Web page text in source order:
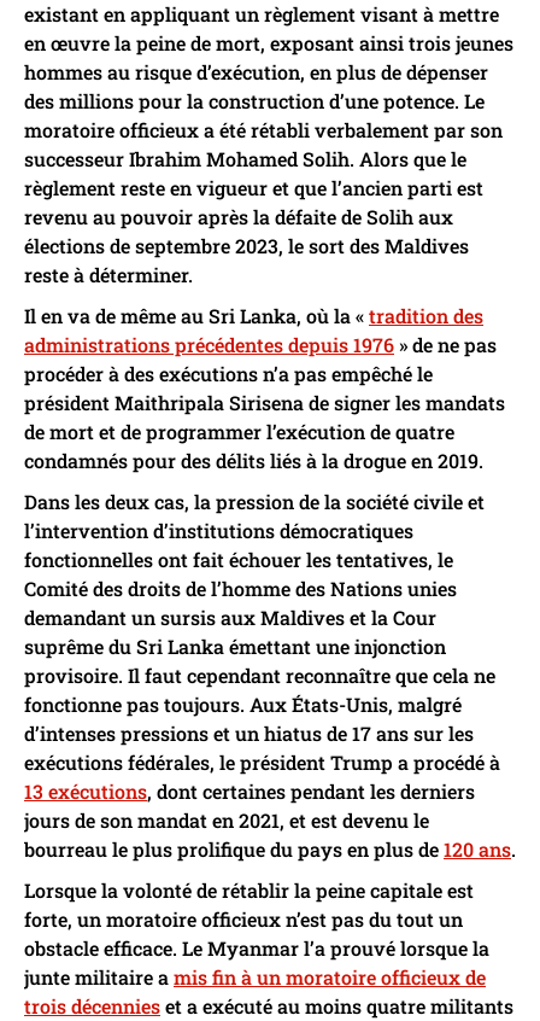
existant en appliquant un règlement visant à mettre
en œuvre la peine de mort, exposant ainsi trois jeunes
hommes au risque d’exécution, en plus de dépenser
des millions pour la construction d’une potence. Le
moratoire officieux a été rétabli verbalement par son
successeur Ibrahim Mohamed Solih. Alors que le
règlement reste en vigueur et que l’ancien parti est
revenu au pouvoir après la défaite de Solih aux
élections de septembre 2023, le sort des Maldives
reste à déterminer.
Il en va de même au Sri Lanka, où la «tradition des
administrations précédentes depuis 1976» de ne pas
procéder à des exécutions n’a pas empêché le
président Maithripala Sirisena de signer les mandats
de mort et de programmer l’exécution de quatre
condamnés pour des délits liés à la drogue en 2019.
Dans les deux cas, la pression de la société civile et
l’intervention d’institutions démocratiques
fonctionnelles ont fait échouer les tentatives, le
Comité des droits de l’homme des Nations unies
demandant un sursis aux Maldives et la Cour
suprême du Sri Lanka émettant une injonction
provisoire. Il faut cependant reconnaître que cela ne
fonctionne pas toujours. Aux États-Unis, malgré
d’intenses pressions et un hiatus de 17 ans sur les
exécutions fédérales, le président Trump a procédé à
13 exécutions, dont certaines pendant les derniers
jours de son mandat en 2021, et est devenu le
bourreau le plus prolifique du pays en plus de120 ans.
Lorsque la volonté de rétablir la peine capitale est
forte, un moratoire officieux n’est pas du tout un
obstacle efficace. Le Myanmar l’a prouvé lorsque la
junte militaire amis fin à un moratoire officieux de
trois décennieset a exécuté au moins quatre militants